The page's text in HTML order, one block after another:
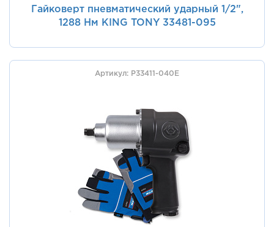
Гайковерт пневматический ударный 1/2",
1288 Нм KING TONY 33481-095
Артикул: P33411-040E